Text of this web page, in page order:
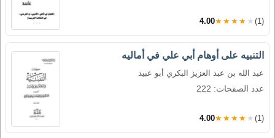
4.00★★★★★ (1)
التنبيه على أوهام أبي علي في أماليه
عبد الله بن عبد العزيز البكري أبو عبيد
عدد الصفحات: 222
4.00★★★★★ (1)